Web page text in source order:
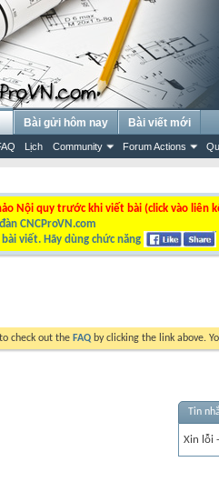
Lịch Community Forum Actions
Bài gửi hôm nay Bài viết mới
Nội quy trước khi viết bài (click vào liên
CNCProVN.com
viết. Hãy dùng chức năng
check out the FAQ by clicking the link above.
Tin
Xin lỗi